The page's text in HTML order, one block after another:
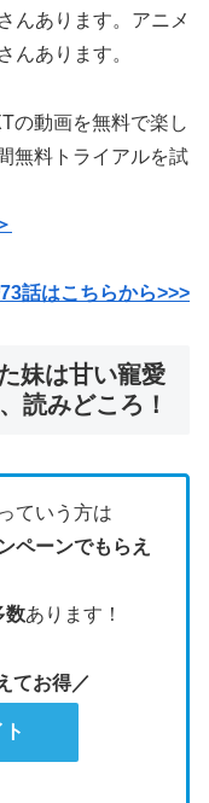
んあります。アニメ
んあります。
の動画を無料で楽し
無料トライアルを試
話はこちらから>>>
妹は甘い寵愛
読みどころ！
ていう方は
ペーンでもらえ
数あります！
てお得／